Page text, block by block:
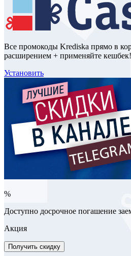
Все промокоды Krediska прямо в
расширением + применяйте кешбек!
Установить
%
Доступно досрочное погашение
Акция
Получить скидку